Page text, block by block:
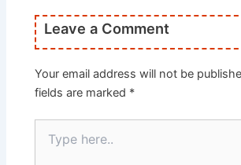
Leave a Comment
Your email address will not be
fields are marked *
here..